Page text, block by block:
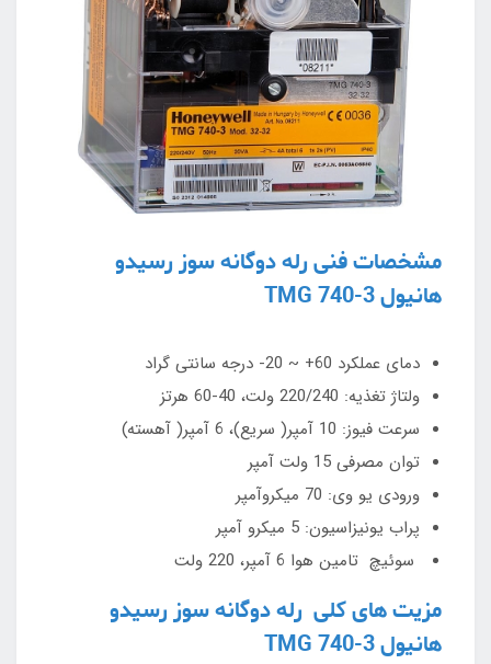
مشخصات فنی رله دوگانه سوز رسیدو
هانیول TMG 740-3
دمای عملکرد 60+ ~ 20- درجه سانتی گراد
ولتاژ تغذیه: 220/240 ولت، 40-60 هرتز
سرعت فیوز: 10 آمپر( سریع)، 6 آمپر( آهسته)
توان مصرفی 15 ولت آمپر
ورودی یو وی: 70 میکروآمپر
پراب یونیزاسیون: 5 میکرو آمپر
سوئیچ تامین هوا 6 آمپر، 220 ولت
مزیت های کلی رله دوگانه سوز رسیدو
هانیول TMG 740-3